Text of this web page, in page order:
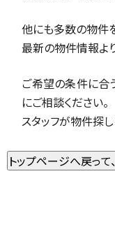
他にも多数の物件
最新の物件情報よ
ご希望の条件に合
にご相談ください。
スタッフが物件探